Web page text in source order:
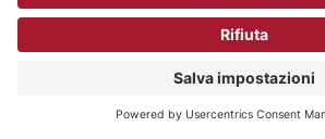
Politica Sulla Privacy Di Life Fitness
Copyright © 2026 Life Fitness